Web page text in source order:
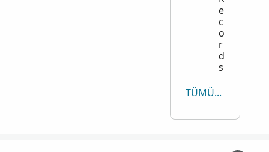
e
c
o
r
d
s
TÜMÜNÜ GÖRÜNTÜLE